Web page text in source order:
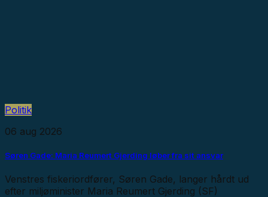
Politik
06 aug 2026
Søren Gade: Maria Reumert Gjerding løber fra sit ansvar
Venstres fiskeriordfører, Søren Gade, langer hårdt ud
efter miljøminister Maria Reumert Gjerding (SF)